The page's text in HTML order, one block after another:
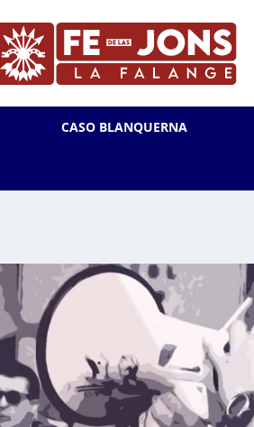
CASO BLANQUERNA